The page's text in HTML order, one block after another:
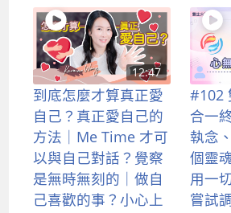
12:47
到底怎麼才算真正愛
自己？真正愛自己的
方法｜Me Time 才可
以與自己對話？覺察
是無時無刻的｜做自
己喜歡的事？小心上
#102
合一
執念
個靈
用一
嘗試